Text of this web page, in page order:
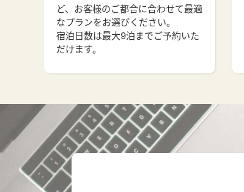
ど、お客様のご都合に合わせて最適
なプランをお選びください。
宿泊日数は最大9泊までご予約いた
だけます。